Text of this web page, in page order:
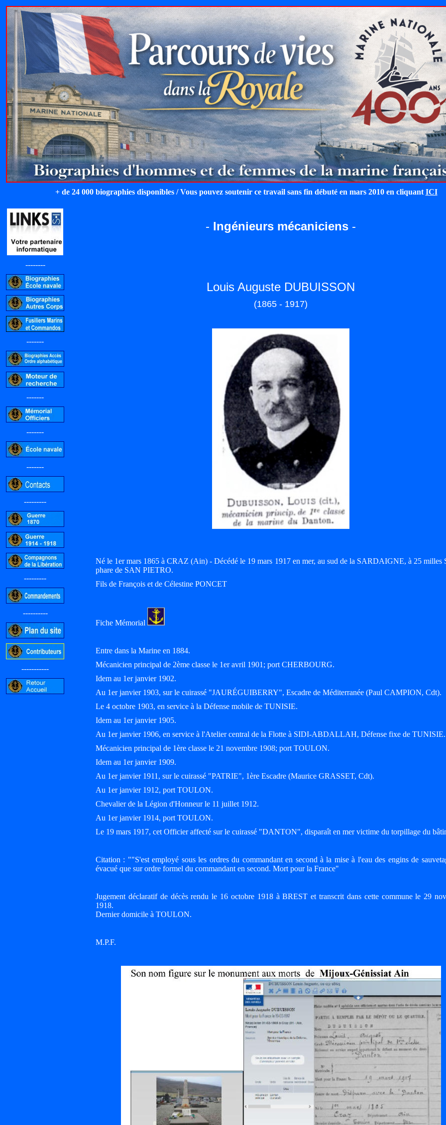
+ de 24 000 biographies disponibles / Vous pouvez soutenir ce travail sans fin débuté en mars 2010 en cliquant ICI
--------
-------
-------
-------
-------
---------
---------
----------
-----------
- Ingénieurs mécaniciens -
Louis Auguste DUBUISSON
(1865 - 1917)
Né le 1er mars 1865 à CRAZ (Ain) - Décédé le 19 mars 1917 en mer, au sud de la SARDAIGNE, à 25 milles
phare de SAN PIETRO.
Fils de François et de Célestine PONCET
Fiche Mémorial
Entre dans la Marine en 1884.
Mécanicien principal de 2ème classe le 1er avril 1901; port CHERBOURG.
Idem au 1er janvier 1902.
Au 1er janvier 1903, sur le cuirassé "JAURÉGUIBERRY", Escadre de Méditerranée (Paul CAMPION, Cdt).
Le 4 octobre 1903, en service à la Défense mobile de TUNISIE.
Idem au 1er janvier 1905.
Au 1er janvier 1906, en service à l'Atelier central de la Flotte à SIDI-ABDALLAH, Défense fixe de TUNISIE.
Mécanicien principal de 1ère classe le 21 novembre 1908; port TOULON.
Idem au 1er janvier 1909.
Au 1er janvier 1911, sur le cuirassé "PATRIE", 1ère Escadre (Maurice GRASSET, Cdt).
Au 1er janvier 1912, port TOULON.
Chevalier de la Légion d'Honneur le 11 juillet 1912.
Au 1er janvier 1914, port TOULON.
Le 19 mars 1917, cet Officier affecté sur le cuirassé "DANTON", disparaît en mer victime du torpillage du
Citation : ""S'est employé sous les ordres du commandant en second à la mise à l'eau des engins de
évacué que sur ordre formel du commandant en second. Mort pour la France"
Jugement déclaratif de décès rendu le 16 octobre 1918 à BREST et transcrit dans cette commune le 29
1918.
Dernier domicile à TOULON.
M.P.F.